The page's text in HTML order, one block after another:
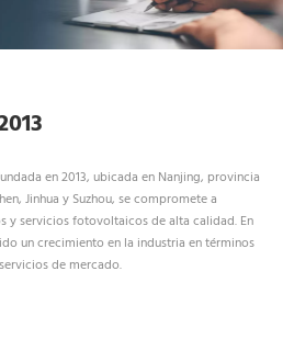
en 2013, ubicada en Nanjing, provincia
Jinhua y Suzhou, se compromete a
y servicios fotovoltaicos de alta calidad. En
un crecimiento en la industria en términos
de mercado.